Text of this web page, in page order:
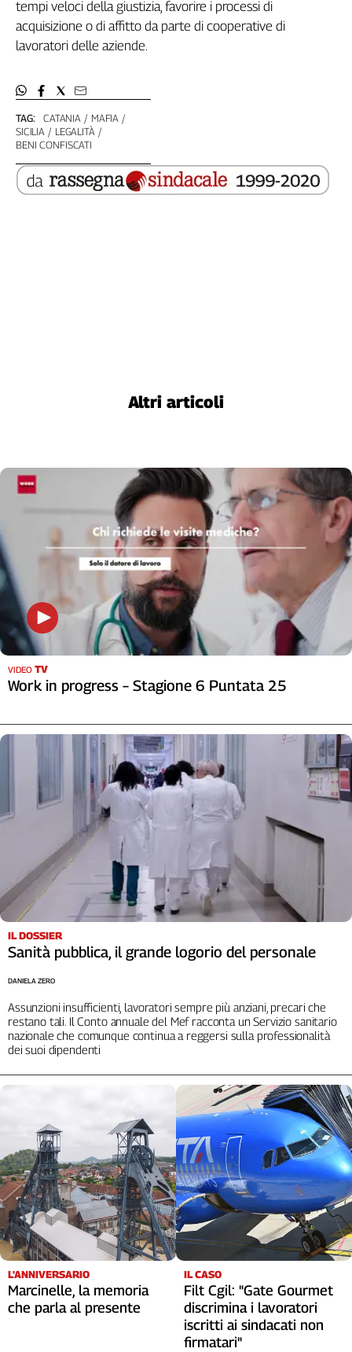
TAG: CATANIA
MAFIA
SICILIA
LEGALITÀ
BENI CONFISCATI
tempi veloci della giustizia, favorire i processi di
acquisizione o di affitto da parte di cooperative di
lavoratori delle aziende.
Altri articoli
VIDEO TV
Work in progress – Stagione 6 Puntata 25
IL DOSSIER
Sanità pubblica, il grande logorio del personale
Assunzioni insufficienti, lavoratori sempre più anziani, precari che
restano tali. Il Conto annuale del Mef racconta un Servizio sanitario
nazionale che comunque continua a reggersi sulla professionalità
dei suoi dipendenti
DANIELA ZERO
L'ANNIVERSARIO
Marcinelle, la memoria
che parla al presente
IL CASO
Filt Cgil: "Gate Gourmet
discrimina i lavoratori
iscritti ai sindacati non
firmatari"